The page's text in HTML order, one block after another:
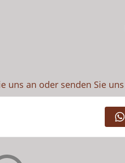
uns an oder senden Sie